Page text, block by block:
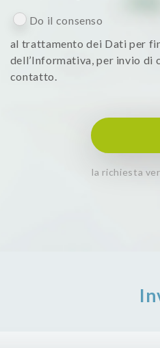
Do il consenso
al trattamento dei Dati per
dell’Informativa, per invio
contatto.
la richiesta